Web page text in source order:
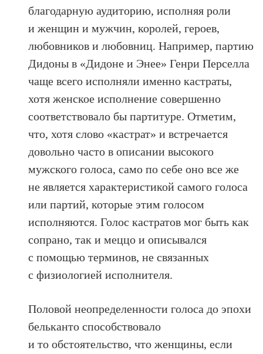
благодарную аудиторию, исполняя роли
и женщин и мужчин, королей, героев,
любовников и любовниц. Например, партию
Дидоны в «Дидоне и Энее» Генри Перселла
чаще всего исполняли именно кастраты,
хотя женское исполнение совершенно
соответствовало бы партитуре. Отметим,
что, хотя слово «кастрат» и встречается
довольно часто в описании высокого
мужского голоса, само по себе оно все же
не является характеристикой самого голоса
или партий, которые этим голосом
исполняются. Голос кастратов мог быть как
сопрано, так и меццо и описывался
с помощью терминов, не связанных
с физиологией исполнителя.
Половой неопределенности голоса до эпохи
бельканто способствовало
и то обстоятельство, что женщины, если